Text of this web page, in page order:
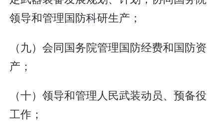
领导和管理国防科研生产；
（九）会同国务院管理国防经费和国防资
产；
（十）领导和管理人民武装动员、预备役
工作；